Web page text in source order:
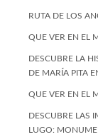
RUTA DE LOS
QUE VER EN EL
DESCUBRE LA
DE MARÍA PITA
QUE VER EN EL
DESCUBRE LAS
LUGO: